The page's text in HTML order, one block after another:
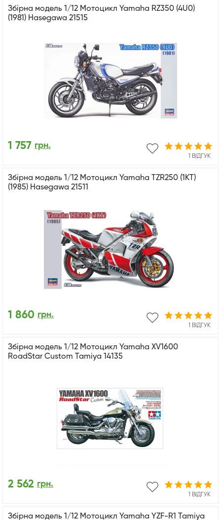
Збірна модель 1/12 Мотоцикл Yamaha RZ350 (4U0)
(1981) Hasegawa 21515
1 ВІДГУК
1 757 грн.
Збірна модель 1/12 Мотоцикл Yamaha TZR250 (1KT)
(1985) Hasegawa 21511
1 ВІДГУК
1 860 грн.
Збірна модель 1/12 Мотоцикл Yamaha XV1600
RoadStar Custom Tamiya 14135
1 ВІДГУК
2 562 грн.
Збірна модель 1/12 Мотоцикл Yamaha YZF-R1 Tamiya